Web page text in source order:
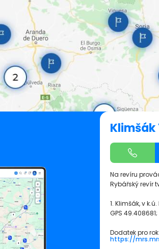
Klimšák
Na revíru
Rybářský revír
1. Klimšák, v
GPS
Dodatek pro
https://